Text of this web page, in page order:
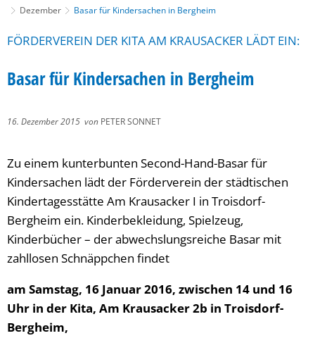
Dezember
Basar für Kindersachen in Bergheim
FÖRDERVEREIN DER KITA AM KRAUSACKER LÄDT EIN:
Basar für Kindersachen in Bergheim
16. Dezember 2015 von PETER SONNET
Zu einem kunterbunten Second-Hand-Basar für
Kindersachen lädt der Förderverein der städtischen
Kindertagesstätte Am Krausacker I in Troisdorf-
Bergheim ein. Kinderbekleidung, Spielzeug,
Kinderbücher – der abwechslungsreiche Basar mit
zahllosen Schnäppchen findet
am Samstag, 16 Januar 2016, zwischen 14 und 16
Uhr in der Kita, Am Krausacker 2b in Troisdorf-
Bergheim,